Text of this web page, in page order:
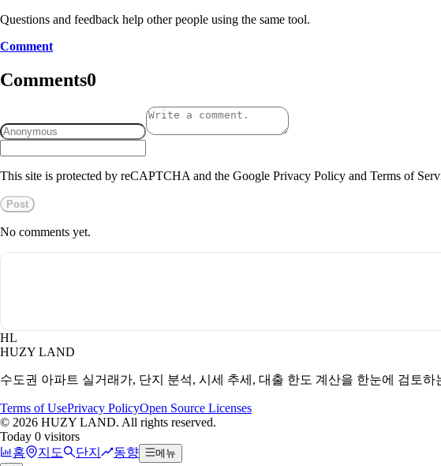
Questions and feedback help other people using the same tool.
Comment
Comments0
This site is protected by reCAPTCHA and the Google Privacy Policy and Terms of
Post
No comments yet.
HL
HUZY LAND
수도권 아파트 실거래가, 단지 분석, 시세 추세, 대출 한도 계산을 한눈에 검토
Terms of UsePrivacy PolicyOpen Source Licenses
© 2026 HUZY LAND. All rights reserved.
Today 0 visitors
홈
지도 단지 동향 메뉴